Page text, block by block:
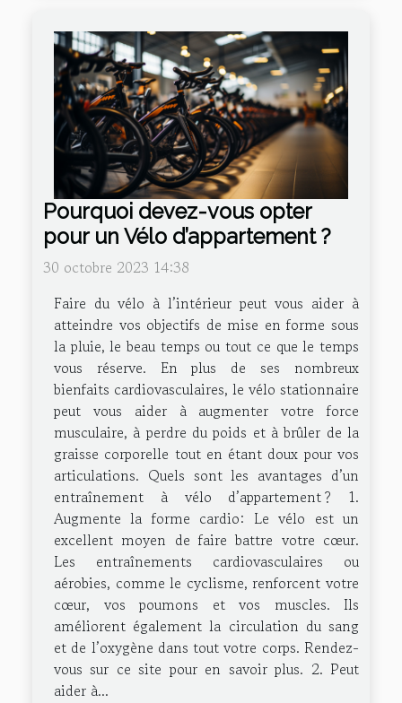
Pourquoi devez-vous opter
pour un Vélo d’appartement ?
30 octobre 2023 14:38
Faire du vélo à l’intérieur peut vous aider à
atteindre vos objectifs de mise en forme sous
la pluie, le beau temps ou tout ce que le temps
vous réserve. En plus de ses nombreux
bienfaits cardiovasculaires, le vélo stationnaire
peut vous aider à augmenter votre force
musculaire, à perdre du poids et à brûler de la
graisse corporelle tout en étant doux pour vos
articulations. Quels sont les avantages d’un
entraînement à vélo d’appartement ? 1.
Augmente la forme cardio: Le vélo est un
excellent moyen de faire battre votre cœur.
Les entraînements cardiovasculaires ou
aérobies, comme le cyclisme, renforcent votre
cœur, vos poumons et vos muscles. Ils
améliorent également la circulation du sang
et de l’oxygène dans tout votre corps. Rendez-
vous sur ce site pour en savoir plus. 2. Peut
aider à...